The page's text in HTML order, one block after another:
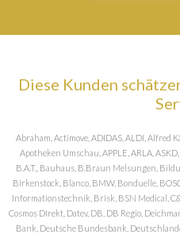
Diese Kunden
Abraham, Actimove, ADIDAS, ALDI, Alfred
Apotheken Umschau, APPLE, ARLA,
B.A.T., Bauhaus, B.Braun Melsungen,
Birkenstock, Blanco, BMW, Bonduelle,
Informationstechnik, Brisk, BSN Medical,
Cosmos DIrekt, Datev, DB, DB Regio,
Bank, Deutsche Bundesbank,